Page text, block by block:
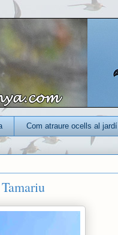
Com atraure ocells al jardí